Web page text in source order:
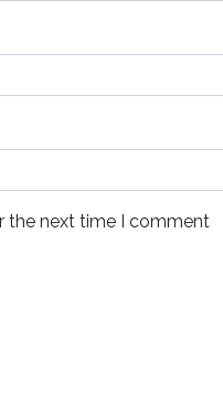
the next time I comment